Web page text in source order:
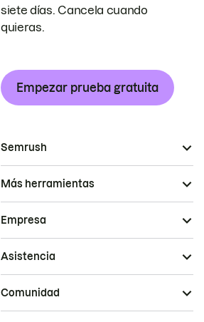
siete días. Cancela cuando
quieras.
Empezar prueba gratuita
Semrush
Más herramientas
Empresa
Asistencia
Comunidad